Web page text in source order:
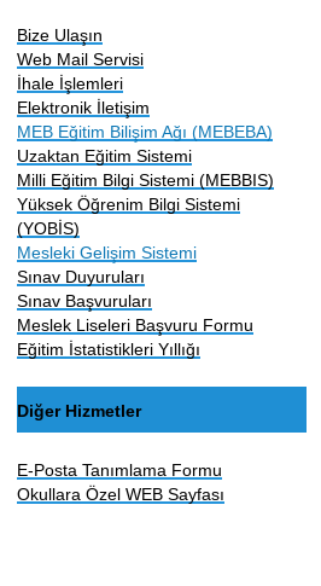
Bize Ulaşın
Web Mail Servisi
İhale İşlemleri
Elektronik İletişim
MEB Eğitim Bilişim Ağı (MEBEBA)
Uzaktan Eğitim Sistemi
Milli Eğitim Bilgi Sistemi (MEBBIS)
Yüksek Öğrenim Bilgi Sistemi
(YOBİS)
Mesleki Gelişim Sistemi
Sınav Duyuruları
Sınav Başvuruları
Meslek Liseleri Başvuru Formu
Eğitim İstatistikleri Yıllığı
Diğer Hizmetler
E-Posta Tanımlama Formu
Okullara Özel WEB Sayfası